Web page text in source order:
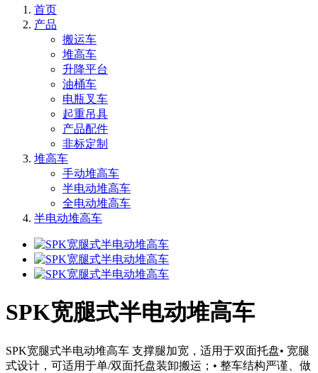
首页
产品
搬运车
堆高车
升降平台
油桶车
电瓶叉车
起重吊具
产品配件
非标定制
堆高车
手动堆高车
半电动堆高车
全电动堆高车
半电动堆高车
SPK宽腿式半电动堆高车
SPK宽腿式半电动堆高车 支撑腿加宽，适用于双面托盘• 宽腿
式设计，可适用于单/双面托盘装卸搬运；• 整车结构严谨、做